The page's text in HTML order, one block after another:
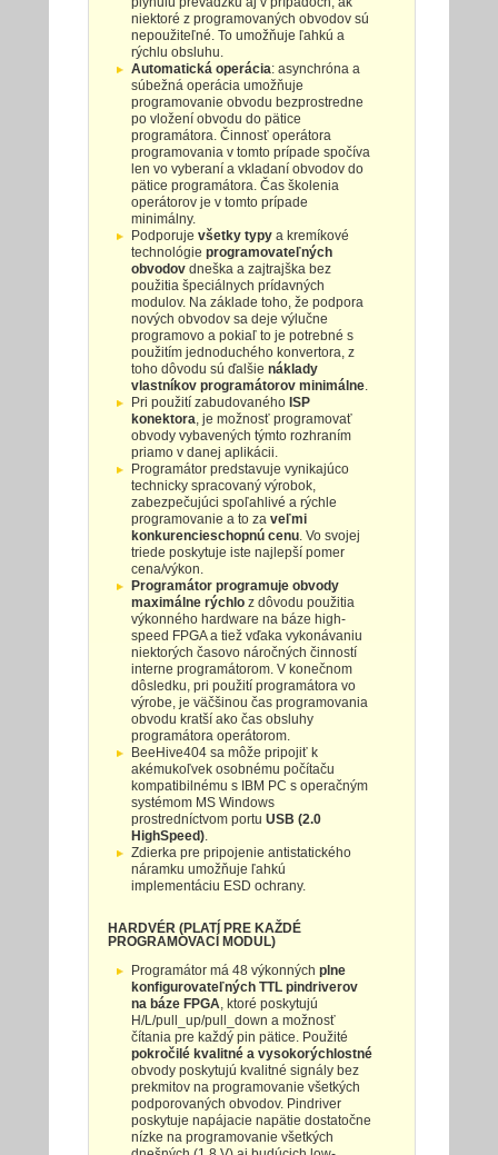
niektoré z programovaných obvodov sú
nepoužiteľné. To umožňuje ľahkú a
rýchlu obsluhu.
Automatická operácia: asynchróna a
súbežná operácia umožňuje
programovanie obvodu bezprostredne
po vložení obvodu do pätice
programátora. Činnosť operátora
programovania v tomto prípade spočíva
len vo vyberaní a vkladaní obvodov do
pätice programátora. Čas školenia
operátorov je v tomto prípade
minimálny.
Podporuje všetky typya kremíkové
technológie programovateľných
obvodovdneška a zajtrajška bez
použitia špeciálnych prídavných
modulov. Na základe toho, že podpora
nových obvodov sa deje výlučne
programovo a pokiaľ to je potrebné s
použitím jednoduchého konvertora, z
toho dôvodu sú ďalšie náklady
vlastníkov programátorov minimálne.
Pri použití zabudovaného ISP
konektora, je možnosť programovať
obvody vybavených týmto rozhraním
priamo v danej aplikácii.
Programátor predstavuje vynikajúco
technicky spracovaný výrobok,
zabezpečujúci spoľahlivé a rýchle
programovanie a to za veľmi
konkurencieschopnú cenu. Vo svojej
triede poskytuje iste najlepší pomer
cena/výkon.
Programátor programuje obvody
maximálne rýchloz dôvodu použitia
výkonného hardware na báze high-
speed FPGA a tiež vďaka vykonávaniu
niektorých časovo náročných činností
interne programátorom. V konečnom
dôsledku, pri použití programátora vo
výrobe, je väčšinou čas programovania
obvodu kratší ako čas obsluhy
programátora operátorom.
BeeHive404 sa môže pripojiť k
akémukoľvek osobnému počítaču
kompatibilnému s IBM PC s operačným
systémom MS Windows
prostredníctvom portu USB (2.0
HighSpeed).
Zdierka pre pripojenie antistatického
náramku umožňuje ľahkú
implementáciu ESD ochrany.
HARDVÉR (PLATÍ PRE KAŽDÉ
PROGRAMOVACÍ MODUL)
Programátor má 48 výkonných plne
konfigurovateľných TTL pindriverov
na báze FPGA, ktoré poskytujú
H/L/pull_up/pull_down a možnosť
čítania pre každý pin pätice. Použité
pokročilé kvalitné a vysokorýchlostné
obvody poskytujú kvalitné signály bez
prekmitov na programovanie všetkých
podporovaných obvodov. Pindriver
poskytuje napájacie napätie dostatočne
nízke na programovanie všetkých